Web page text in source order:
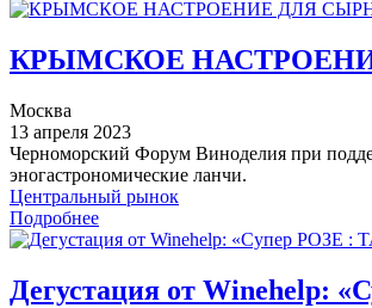
КРЫМСКОЕ
Москва
13 апреля 2023
Черноморский Форум Виноделия при
эногастрономические ланчи.
Центральный рынок
Подробнее
Дегустация от Winehelp: